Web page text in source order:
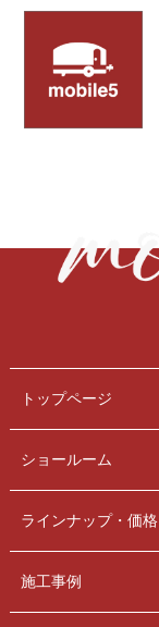
トップページ
ショールーム
ラインナップ・価格
施工事例